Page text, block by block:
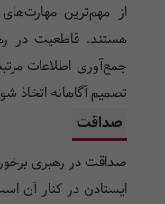
از مهم‌ترین
هستند. قاطعیت در
جمع‌آوری اطلاعات
تصمیم آگاهانه اتخاذ
صداقت
صداقت در رهبری
ایستادن در کنار آن